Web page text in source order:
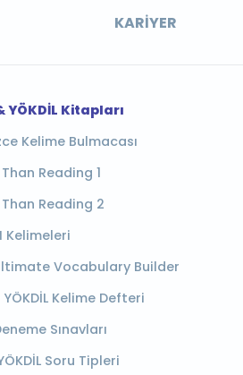
KARIYER
YÖKDİL Kitapları
Kelime Bulmacası
Reading 1
Reading 2
Kelimeleri
Vocabulary Builder
YÖKDİL Kelime Defteri
Sınavları
Soru Tipleri